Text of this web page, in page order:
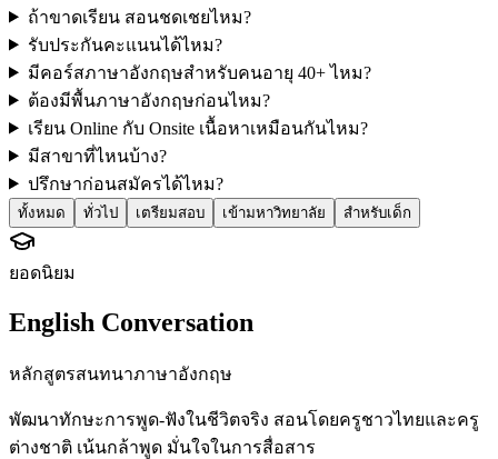
ถ้าขาดเรียน สอนชดเชยไหม?
รับประกันคะแนนได้ไหม?
มีคอร์สภาษาอังกฤษสำหรับคนอายุ 40+ ไหม?
ต้องมีพื้นภาษาอังกฤษก่อนไหม?
เรียน Online กับ Onsite เนื้อหาเหมือนกันไหม?
มีสาขาที่ไหนบ้าง?
ปรึกษาก่อนสมัครได้ไหม?
ทั้งหมด ทั่วไป เตรียมสอบ เข้ามหาวิทยาลัย สำหรับเด็ก
ยอดนิยม
English Conversation
หลักสูตรสนทนาภาษาอังกฤษ
พัฒนาทักษะการพูด-ฟังในชีวิตจริง สอนโดยครูชาวไทยและครู
ต่างชาติ เน้นกล้าพูด มั่นใจในการสื่อสาร